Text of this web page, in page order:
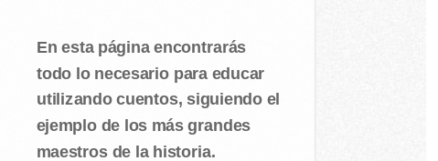
En esta página encontrarás
todo lo necesario para educar
utilizando cuentos, siguiendo el
ejemplo de los más grandes
maestros de la historia.